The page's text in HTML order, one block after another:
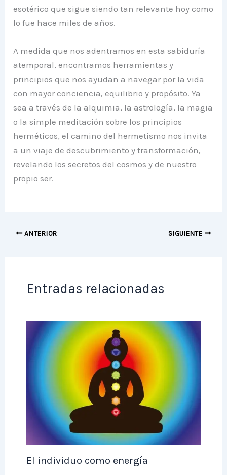
esotérico que sigue siendo tan relevante hoy como
lo fue hace miles de años.
A medida que nos adentramos en esta sabiduría
atemporal, encontramos herramientas y
principios que nos ayudan a navegar por la vida
con mayor conciencia, equilibrio y propósito. Ya
sea a través de la alquimia, la astrología, la magia
o la simple meditación sobre los principios
herméticos, el camino del hermetismo nos invita
a un viaje de descubrimiento y transformación,
revelando los secretos del cosmos y de nuestro
propio ser.
ANTERIOR SIGUIENTE
Entradas relacionadas
El individuo como energía